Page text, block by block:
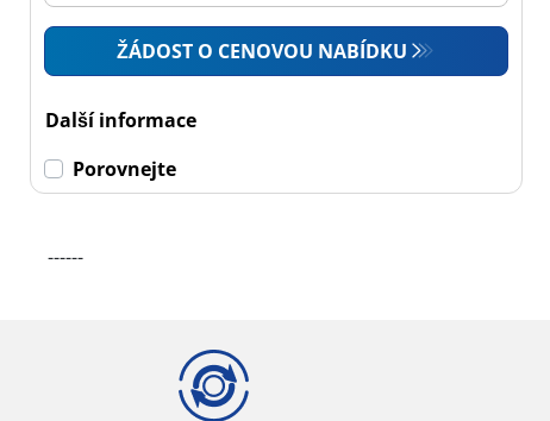
ŽÁDOST O CENOVOU NABÍDKU
Další informace
Porovnejte
------